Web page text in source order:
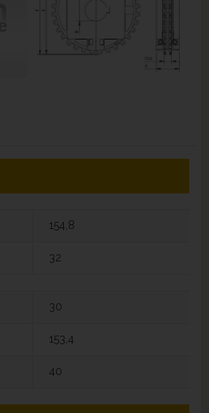
154,8
32
30
153,4
40